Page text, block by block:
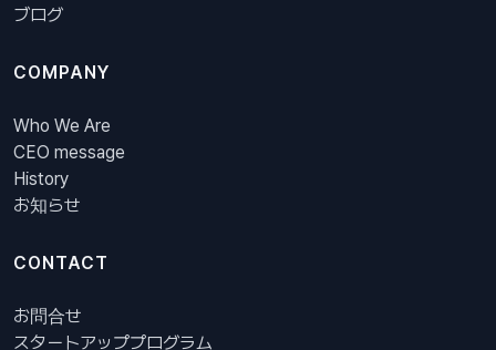
ブログ
COMPANY
Who We Are
CEO message
History
お知らせ
CONTACT
お問合せ
スタートアッププログラム